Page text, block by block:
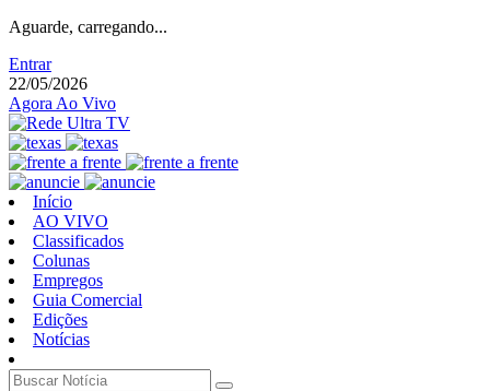
Aguarde, carregando...
Entrar
22/05/2026
Agora Ao Vivo
Início
AO VIVO
Classificados
Colunas
Empregos
Guia Comercial
Edições
Notícias